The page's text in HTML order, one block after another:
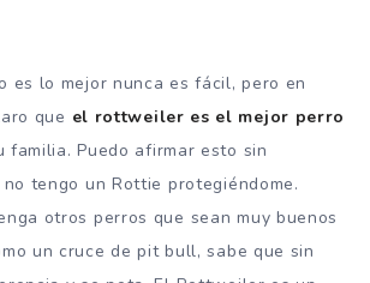
es lo mejor nunca es fácil, pero en
que el rottweiler es el mejor perro
familia. Puedo afirmar esto sin
tengo un Rottie protegiéndome.
otros perros que sean muy buenos
un cruce de pit bull, sabe que sin